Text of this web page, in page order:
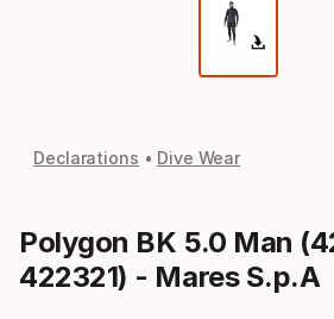
Declarations Dive Wear
Polygon BK 5.0 Man
422321) - Mares S.p.A